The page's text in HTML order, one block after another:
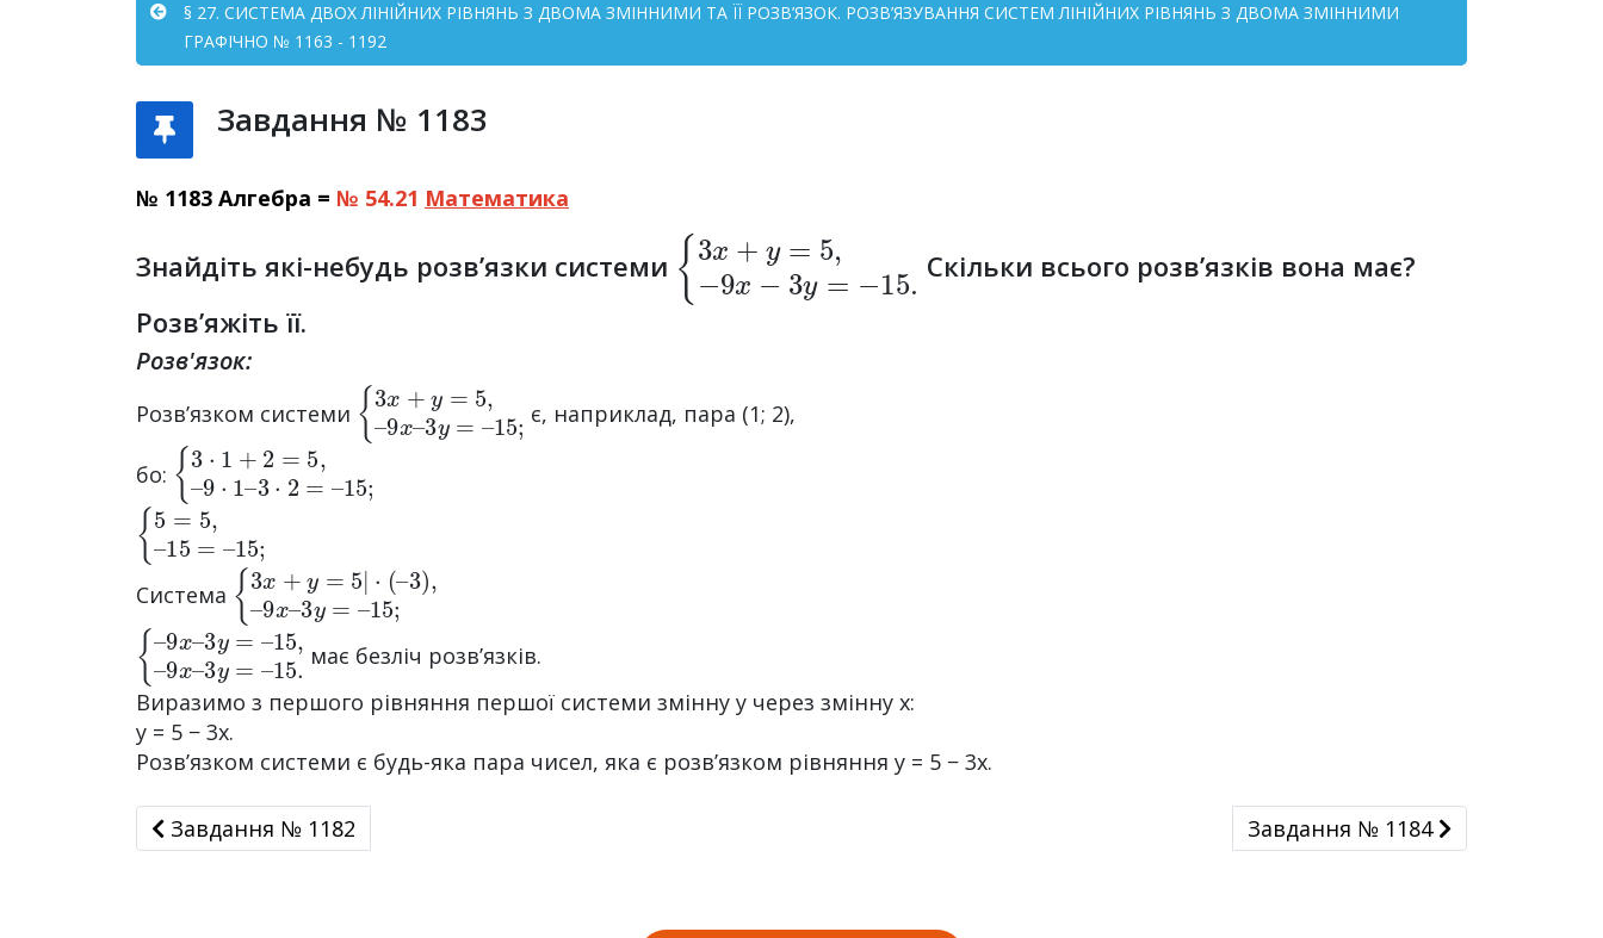
§ 27. СИСТЕМА ДВОХ ЛІНІЙНИХ РІВНЯНЬ З ДВОМА ЗМІННИМИ ТА ЇЇ РОЗВ’ЯЗОК. РОЗВ’ЯЗУВАННЯ СИСТЕМ ЛІНІЙНИХ РІВНЯНЬ З ДВОМА ЗМІННИМИ
ГРАФІЧНО № 1163 - 1192
Завдання № 1183
№ 1183 Алгебра = № 54.21 Математика
Знайдіть які-небудь розв’язки системи {3x+ y=5 ,− 9x
Скільки всього розв’язків вона має?
Розв’яжіть її.
Розв'язок:
Розв’язком системи {3x+ y=5 ,–9x
3y=–15; є, наприклад, пара (1; 2),
бо: {3· 1 + 2= 5 –9 ·1
3·2 = – 15 ;
{5= 5, –15
15
Система {3x+ y=5 |· –3) ,–
9x–3y=– 15;
{–9x–3y=–15,–
9x–3y=– 15.
має безліч розв’язків.
Виразимо з першого рівняння першої системи змінну y через змінну x:
y = 5 − 3x.
Розв’язком системи є будь-яка пара чисел, яка є розв’язком рівняння y = 5 − 3x.
Завдання № 1182
Завдання № 1182 Завдання № 1184
Завдання № 1184